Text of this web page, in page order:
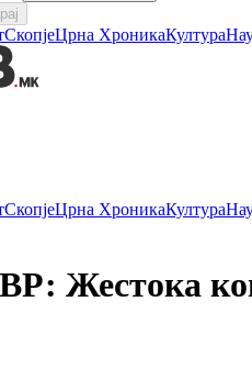
СкопјеЦрна ХроникаКултура
СкопјеЦрна ХроникаКултура